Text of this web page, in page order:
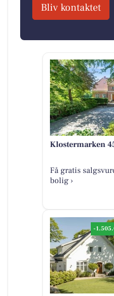
Bliv kontaktet
Klostermarken
Få gratis
bolig ›
-